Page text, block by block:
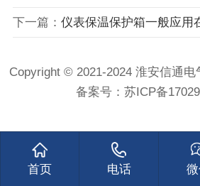
下一篇： 仪表保温保护箱一般应用
Copyright © 2021-2024 淮安信通
备案号： 苏ICP备
首页 电话